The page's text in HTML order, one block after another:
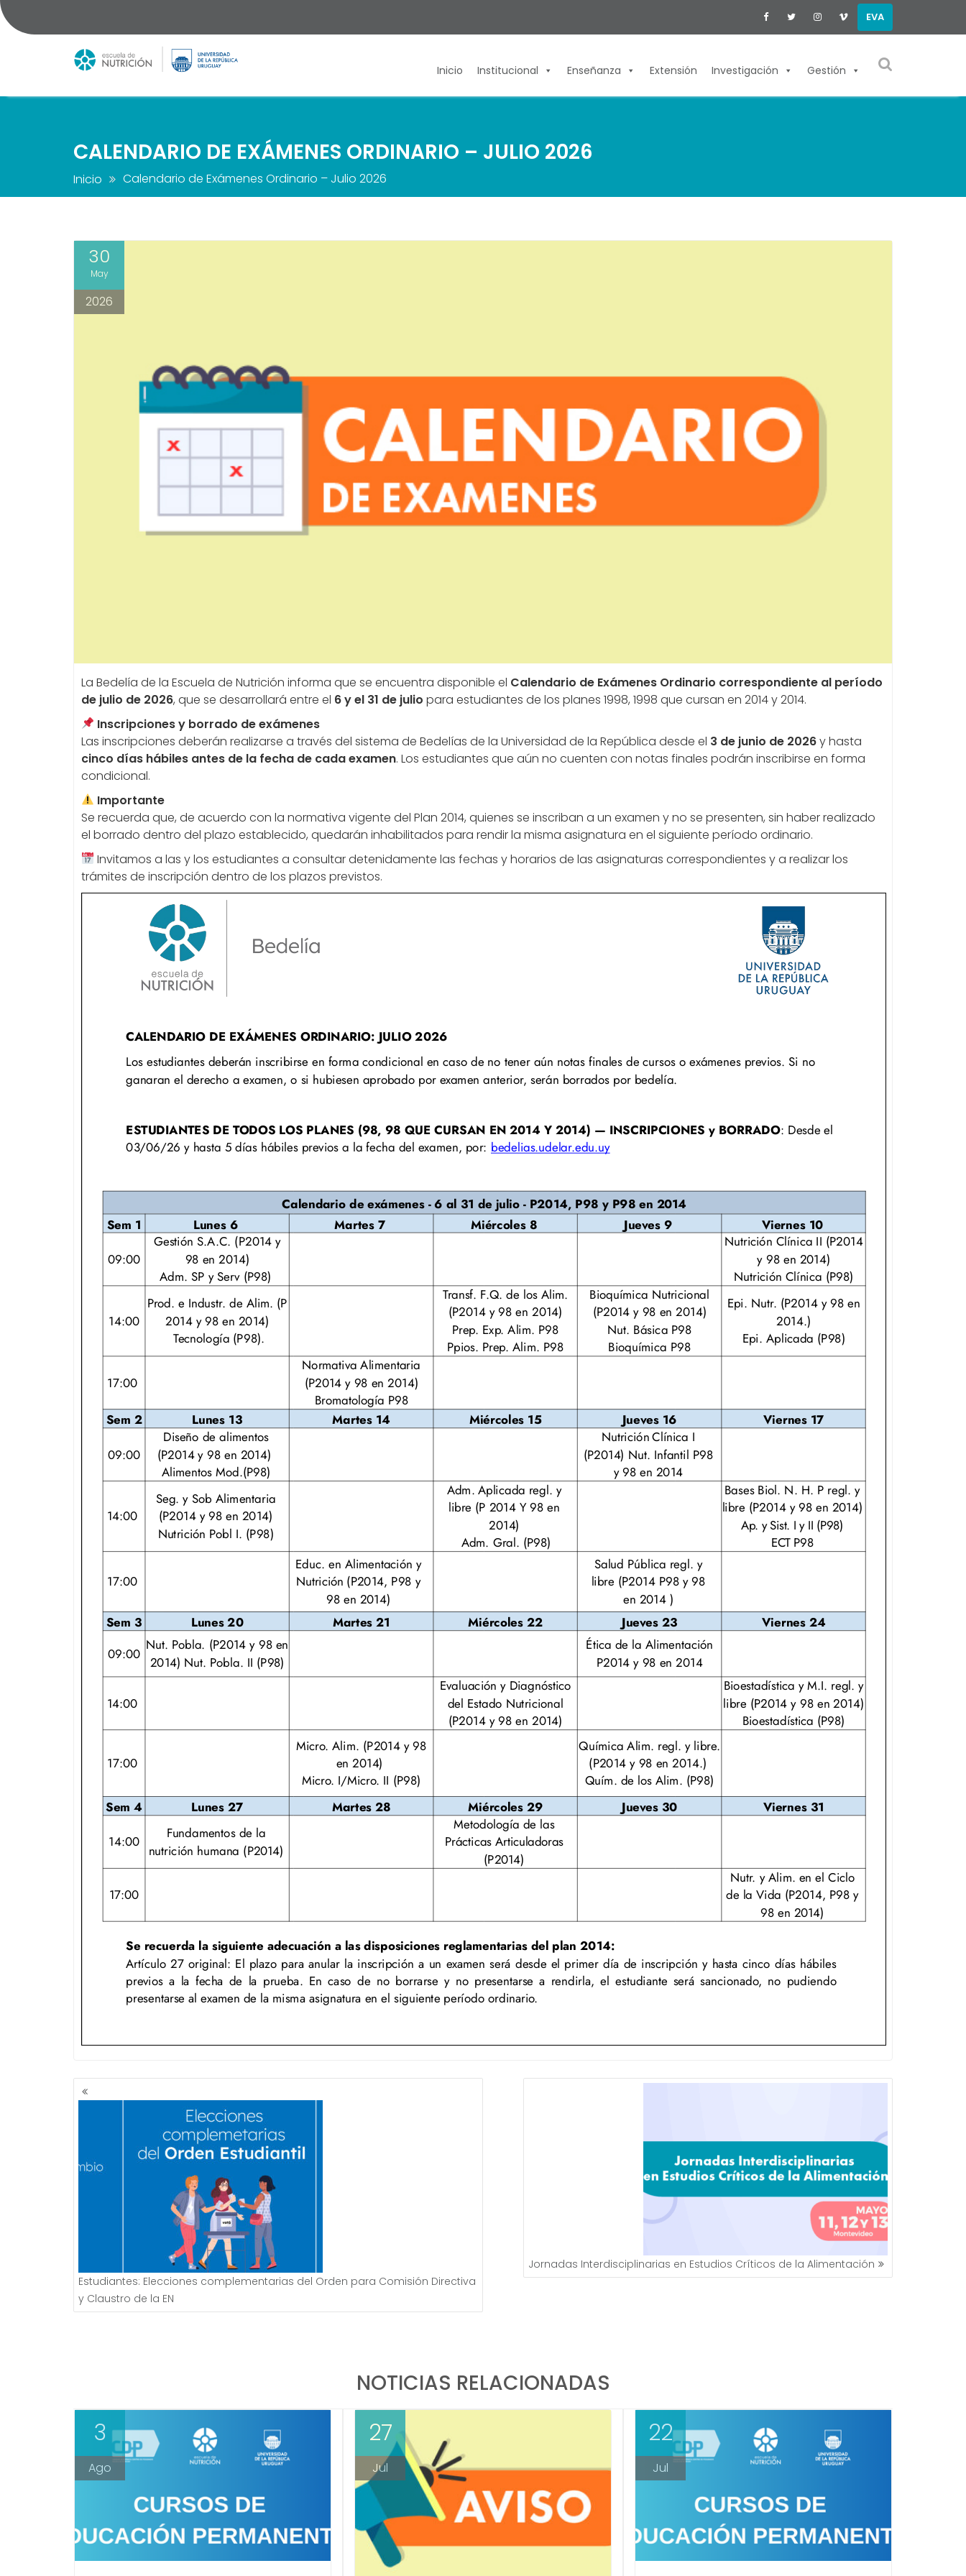
al
EVA
Inicio Institucional Enseñanza Extensión Investigación Gestión
CALENDARIO DE EXÁMENES ORDINARIO – JULIO 2026
Inicio Calendario de Exámenes Ordinario – Julio 2026
30
May
2026
La Bedelía de la Escuela de Nutrición informa que se encuentra disponible el Calendario de Exámenes Ordinario correspondiente al período
de julio de 2026, que se desarrollará entre el 6 y el 31 de julio para estudiantes de los planes 1998, 1998 que cursan en 2014 y 2014.
Inscripciones y borrado de exámenes
Las inscripciones deberán realizarse a través del sistema de Bedelías de la Universidad de la República desde el 3 de junio de 2026y hasta
cinco días hábiles antes de la fecha de cada examen. Los estudiantes que aún no cuenten con notas finales podrán inscribirse en forma
condicional.
Importante
Se recuerda que, de acuerdo con la normativa vigente del Plan 2014, quienes se inscriban a un examen y no se presenten, sin haber realizado
el borrado dentro del plazo establecido, quedarán inhabilitados para rendir la misma asignatura en el siguiente período ordinario.
Invitamos a las y los estudiantes a consultar detenidamente las fechas y horarios de las asignaturas correspondientes y a realizar los
trámites de inscripción dentro de los plazos previstos.
NAVEGACIÓN
DE
Estudiantes: Elecciones complementarias del Orden para Comisión Directiva
y Claustro de la EN
Jornadas Interdisciplinarias en Estudios Críticos de la Alimentación
NOTICIAS RELACIONADAS
3
Ago
27
Jul
22
Jul